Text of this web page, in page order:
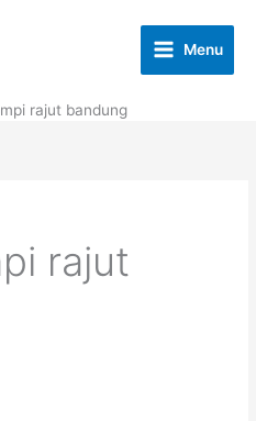
Menu
rajut bandung
rajut